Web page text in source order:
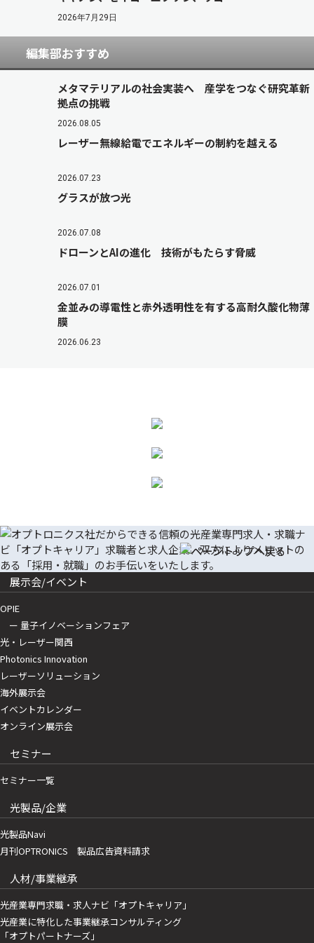
2026年7月29日
編集部おすすめ
メタマテリアルの社会実装へ 産学をつなぐ研究革新
拠点の挑戦
2026.08.05
レーザー無線給電でエネルギーの制約を越える
2026.07.23
グラスが放つ光
2026.07.08
ドローンとAIの進化 技術がもたらす脅威
2026.07.01
金並みの導電性と赤外透明性を有する高耐久酸化物薄
膜
2026.06.23
展示会/イベント
OPIE
ー 量子イノベーションフェア
光・レーザー関西
Photonics Innovation
レーザーソリューション
海外展示会
イベントカレンダー
オンライン展示会
セミナー
セミナー一覧
光製品/企業
光製品Navi
月刊OPTRONICS 製品広告資料請求
人材/事業継承
光産業専門求職・求人ナビ「オプトキャリア」
光産業に特化した事業継承コンサルティング
「オプトパートナーズ」